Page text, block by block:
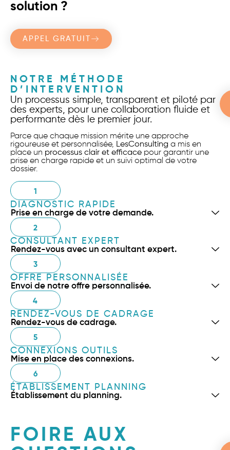
solution ?
APPEL GRATUIT
NOTRE MÉTHODE
D’INTERVENTION
Un processus simple, transparent et piloté par
des experts, pour une collaboration fluide et
performante dès le premier jour.
Parce que chaque mission mérite une approche
rigoureuse et personnalisée, LesConsulting a mis en
place un processus clair et efficace pour garantir une
prise en charge rapide et un suivi optimal de votre
dossier.
1
DIAGNOSTIC RAPIDE
Prise en charge de votre demande.
2
CONSULTANT EXPERT
Rendez-vous avec un consultant expert.
3
OFFRE PERSONNALISÉE
Envoi de notre offre personnalisée.
4
RENDEZ-VOUS DE CADRAGE
Rendez-vous de cadrage.
5
CONNEXIONS OUTILS
Mise en place des connexions.
6
ÉTABLISSEMENT PLANNING
Établissement du planning.
FOIRE AUX